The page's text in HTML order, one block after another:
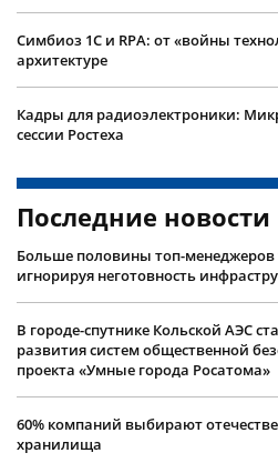
Симбиоз 1С и RPA: от «войны
архитектуре
Кадры для радиоэлектроники:
сессии Ростеха
Последние новости
Больше половины топ-менеджеров
игнорируя неготовность
В городе-спутнике Кольской АЭС
развития систем общественной
проекта «Умные города Росатома»
60% компаний выбирают
хранилища